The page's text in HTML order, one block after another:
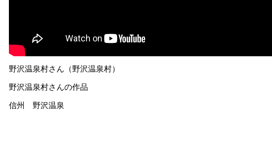
野沢温泉村さん（野沢温泉村）
野沢温泉村さんの作品
信州 野沢温泉